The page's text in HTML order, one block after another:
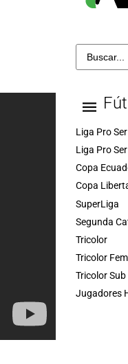
Liga Pro
Liga Pro
Copa
Copa
SuperLiga
Segunda
Tricolor
Tricolor
Tricolor Sub
Jugadores